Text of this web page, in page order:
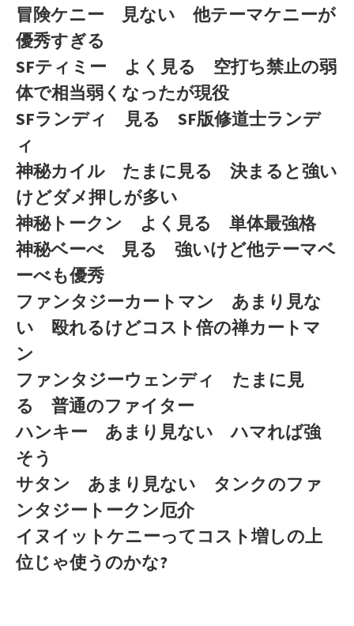
冒険ケニー 見ない 他テーマケニーが
優秀すぎる
SFティミー よく見る 空打ち禁止の弱
体で相当弱くなったが現役
SFランディ 見る SF版修道士ランデ
ィ
神秘カイル たまに見る 決まると強い
けどダメ押しが多い
神秘トークン よく見る 単体最強格
神秘ベーべ 見る 強いけど他テーマベ
ーべも優秀
ファンタジーカートマン あまり見な
い 殴れるけどコスト倍の禅カートマ
ン
ファンタジーウェンディ たまに見
る 普通のファイター
ハンキー あまり見ない ハマれば強
そう
サタン あまり見ない タンクのファ
ンタジートークン厄介
イヌイットケニーってコスト増しの上
位じゃ使うのかな?